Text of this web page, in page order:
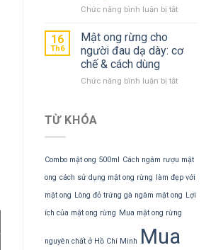
dày
rừng:
tuổi
Chức năng bình luận bị tắtở
chết
bằng
hồng
căng
16
Th6
Mật ong rừng cho
người đau dạ dày: cơ
chế & cách dùng
Chức năng bình luận bị tắtở
dạ
dày:
chế
&
dùng
TỪ KHÓA
Combo mật ong 500ml
Cách ngâm rượu mật
ong cách sử dụng mật ong rừng
làm đẹp với
mật ong Lòng đỏ trứng gà ngâm mật ong Lợi
ích của mật ong rừng Mua mật ong rừng
nguyên chất ở Hồ Chí Minh Mua